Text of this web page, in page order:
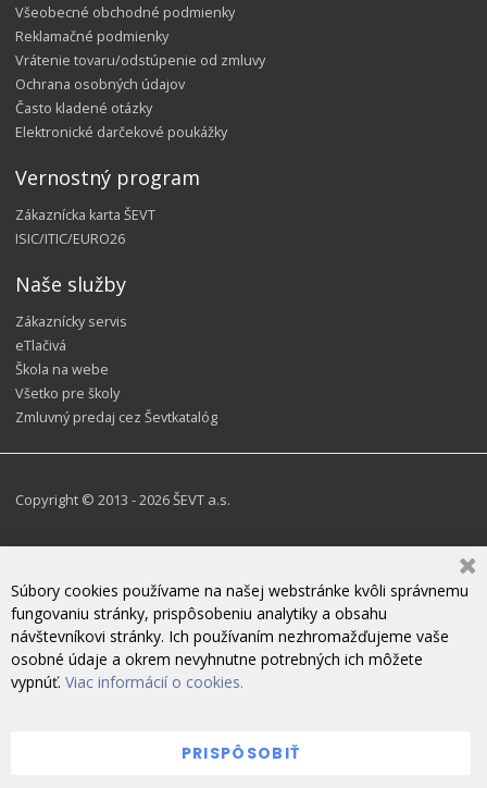
Všeobecné obchodné podmienky
Reklamačné podmienky
Vrátenie tovaru/odstúpenie od zmluvy
Ochrana osobných údajov
Často kladené otázky
Elektronické darčekové poukážky
Vernostný program
Zákaznícka karta ŠEVT
ISIC/ITIC/EURO26
Naše služby
Zákaznícky servis
eTlačivá
Škola na webe
Všetko pre školy
Zmluvný predaj cez Ševtkatalóg
Copyright © 2013 - 2026 ŠEVT a.s.
Súbory cookies používame na našej webstránke kvôli správnemu
fungovaniu stránky, prispôsobeniu analytiky a obsahu
návštevníkovi stránky. Ich používaním nezhromažďujeme vaše
osobné údaje a okrem nevyhnutne potrebných ich môžete
vypnúť. Viac informácií o cookies.
PRISPÔSOBIŤ